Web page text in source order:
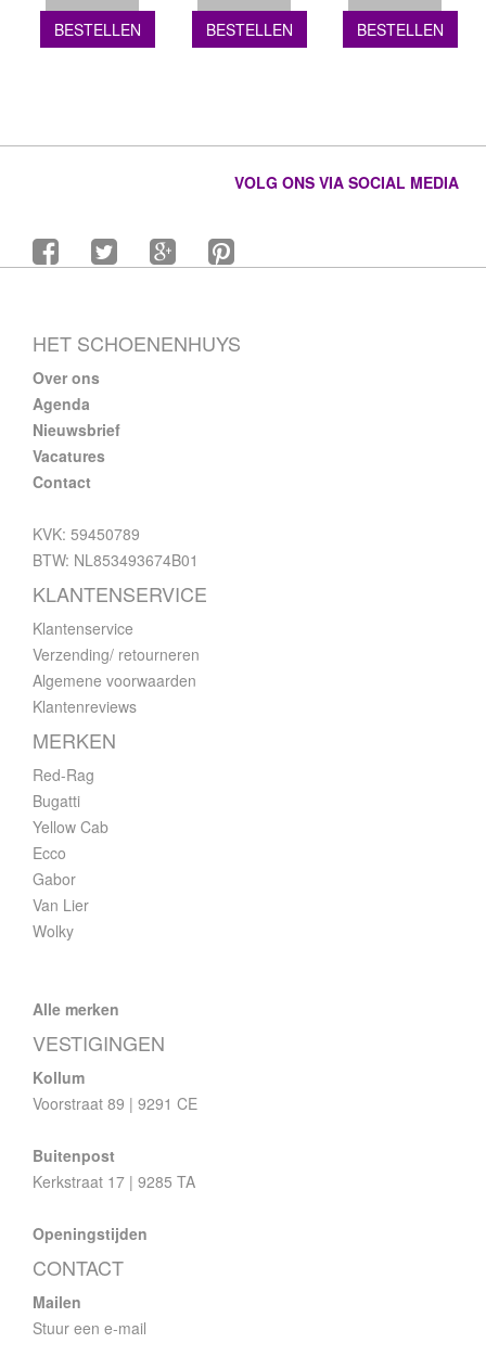
BESTELLEN
BESTELLEN
BESTELLEN
VOLG ONS VIA SOCIAL MEDIA
HET SCHOENENHUYS
Over ons
Agenda
Nieuwsbrief
Vacatures
Contact
KVK: 59450789
BTW: NL853493674B01
KLANTENSERVICE
Klantenservice
Verzending/ retourneren
Algemene voorwaarden
Klantenreviews
MERKEN
Red-Rag
Bugatti
Yellow Cab
Ecco
Gabor
Van Lier
Wolky
Alle merken
VESTIGINGEN
Kollum
Voorstraat 89 | 9291 CE
Buitenpost
Kerkstraat 17 | 9285 TA
Openingstijden
CONTACT
Mailen
Stuur een e-mail